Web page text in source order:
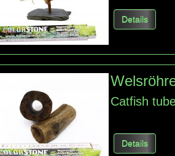
Details
Catfish
Details